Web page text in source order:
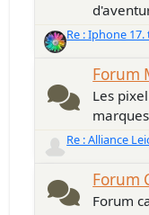
Re : Iphone
Forum
Les
Re : Alliance
Forum
Forum